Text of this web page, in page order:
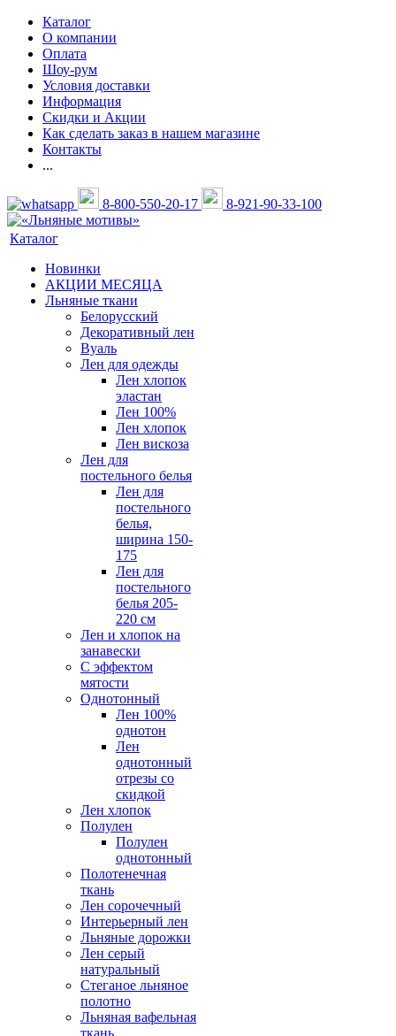
Каталог
О компании
Оплата
Шоу-рум
Условия доставки
Информация
Скидки и Акции
Как сделать заказ в нашем магазине
Контакты
...
8-800-550-20-17 8-921-90-33-100
Каталог
Новинки
АКЦИИ МЕСЯЦА
Льняные ткани
Белорусский
Декоративный лен
Вуаль
Лен для одежды
Лен хлопок
эластан
Лен 100%
Лен хлопок
Лен вискоза
Лен для
постельного белья
Лен для
постельного
белья,
ширина 150-
175
Лен для
постельного
белья 205-
220 см
Лен и хлопок на
занавески
С эффектом
мятости
Однотонный
Лен 100%
однотон
Лен
однотонный
отрезы со
скидкой
Лен хлопок
Полулен
Полулен
однотонный
Полотенечная
ткань
Лен сорочечный
Интерьерный лен
Льняные дорожки
Лен серый
натуральный
Стеганое льняное
полотно
Льняная вафельная
ткань